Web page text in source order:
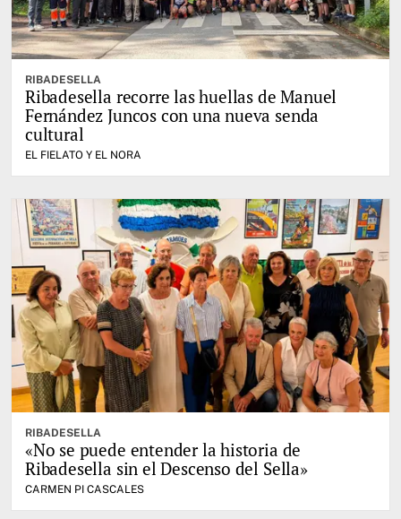
RIBADESELLA
Ribadesella recorre las huellas de Manuel
Fernández Juncos con una nueva senda
cultural
EL FIELATO Y EL NORA
RIBADESELLA
«No se puede entender la historia de
Ribadesella sin el Descenso del Sella»
CARMEN PI CASCALES